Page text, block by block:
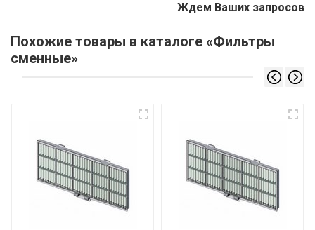
Ждем Ваших запросов
Похожие товары в каталоге «Фильтры
сменные»